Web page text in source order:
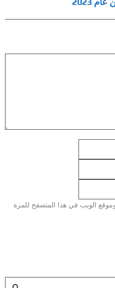
الويب في هذا المتصفح للمرة